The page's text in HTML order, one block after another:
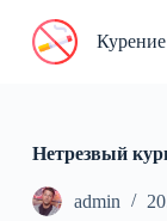
П
иНетрезвый
admin